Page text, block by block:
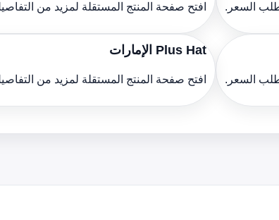
طلب السعر. افتح صفحة المنتج المستقلة لمزيد من
طلب السعر.
Plus Hat الإمارات
افتح صفحة المنتج المستقلة لمزيد من